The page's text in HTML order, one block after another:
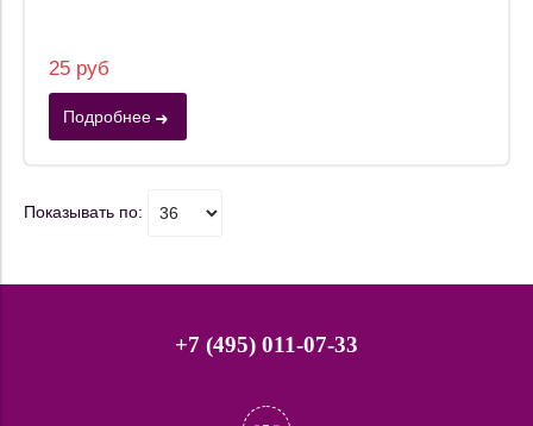
25 руб
Подробнее
Показывать по:
+7 (495) 011-07-33